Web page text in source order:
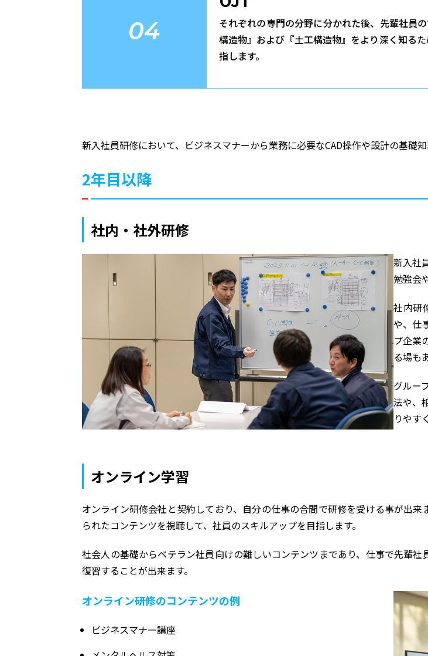
04
それぞれの専門の分野に分かれた後、先輩社員
構造物』および『土工構造物』をより深く知る
指します。
新入社員研修において、ビジネスマナーから業務に必要なCAD操作や設計の基礎
2年目以降
社内・社外研修
新入社
勉強会
社内研
や、仕
プ企業
る場も
グルー
法や、
りやす
オンライン学習
オンライン研修会社と契約しており、自分の仕事の合間で研修を受ける事が出
られたコンテンツを視聴して、社員のスキルアップを目指します。
社会人の基礎からベテラン社員向けの難しいコンテンツまであり、仕事で先輩社
復習することが出来ます。
オンライン研修のコンテンツの例
ビジネスマナー講座